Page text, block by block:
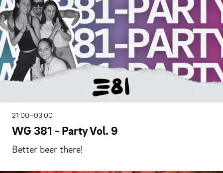
21 00–03 00
WG 381 - Party Vol. 9
Better beer there!